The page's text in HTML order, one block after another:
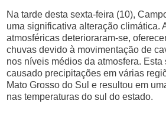
Na tarde desta sexta-feira (10),
uma significativa alteração climática.
atmosféricas deterioraram-se,
chuvas devido à movimentação de
nos níveis médios da atmosfera. Esta
causado precipitações em várias
Mato Grosso do Sul e resultou em
nas temperaturas do sul do estado.